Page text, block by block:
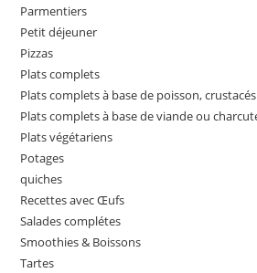
Parmentiers
Petit déjeuner
Pizzas
Plats complets
Plats complets à base de poisson, crustacés
Plats complets à base de viande ou
Plats végétariens
Potages
quiches
Recettes avec Œufs
Salades complétes
Smoothies & Boissons
Tartes